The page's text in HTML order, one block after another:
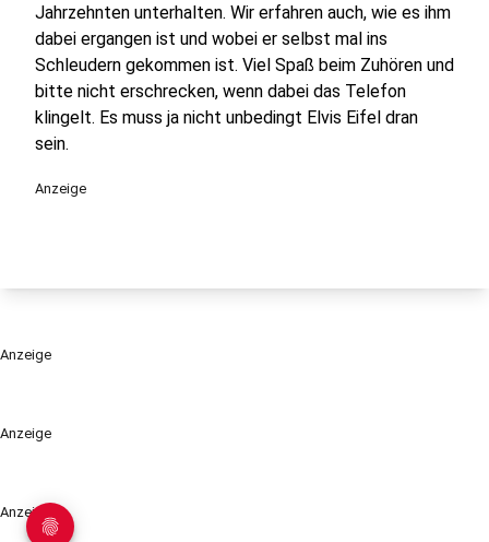
Anzeige
Anzeige
Jahrzehnten unterhalten. Wir erfahren auch, wie es ihm
dabei ergangen ist und wobei er selbst mal ins
Schleudern gekommen ist. Viel Spaß beim Zuhören und
bitte nicht erschrecken, wenn dabei das Telefon
klingelt. Es muss ja nicht unbedingt Elvis Eifel dran
sein.
Anzeige
Anzeige